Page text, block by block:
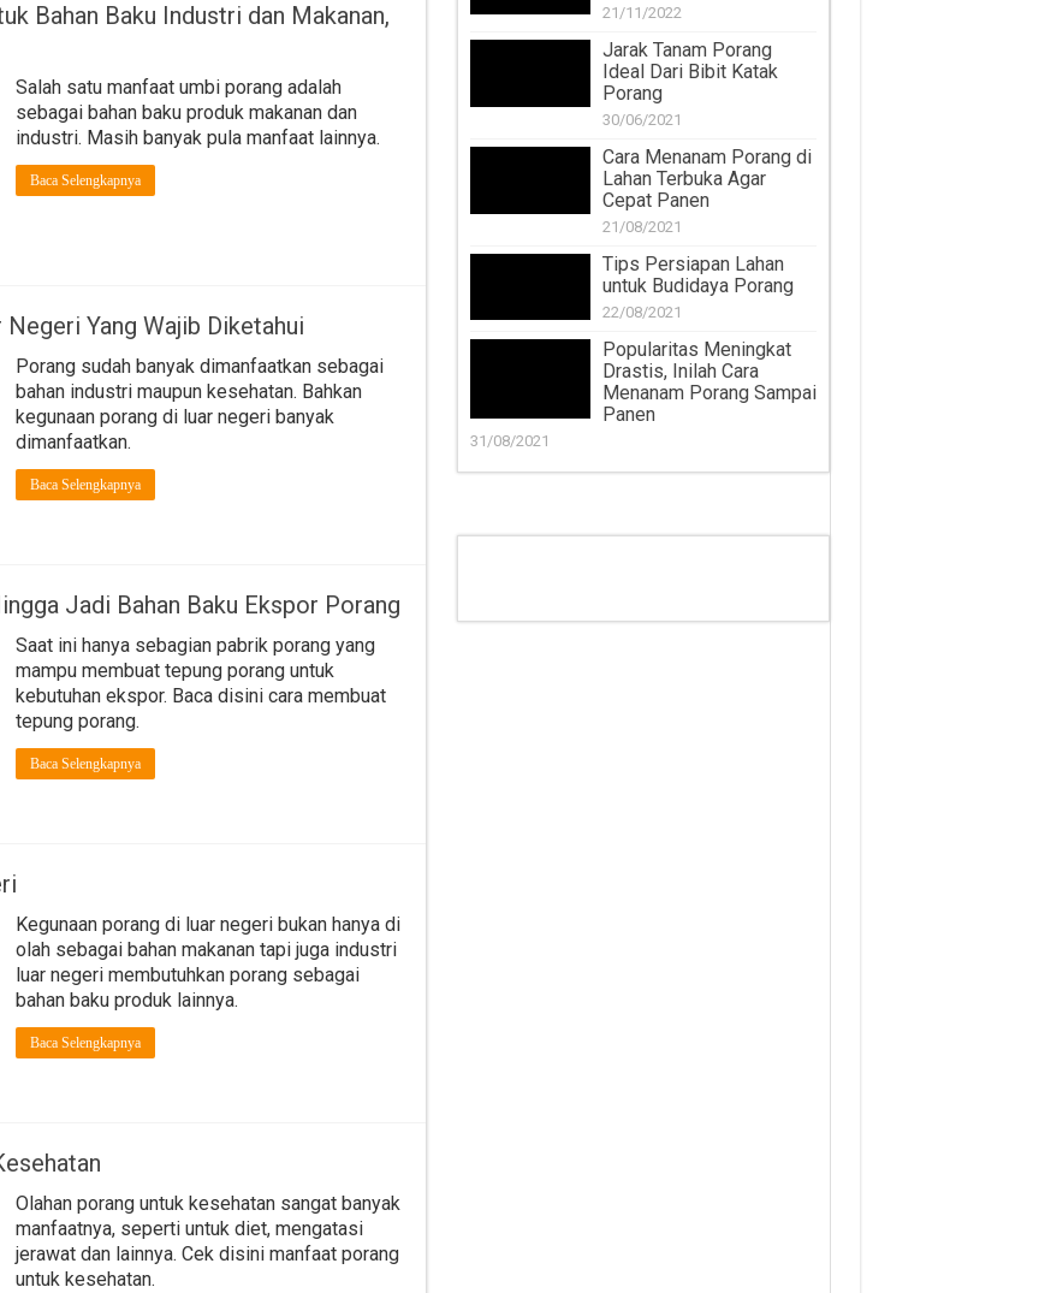
Bahan Baku Industri dan Makanan,
Salah satu manfaat umbi porang adalah
sebagai bahan baku produk makanan dan
industri. Masih banyak pula manfaat lainnya.
Baca Selengkapnya
Yang Wajib Diketahui
Porang sudah banyak dimanfaatkan sebagai
bahan industri maupun kesehatan. Bahkan
kegunaan porang di luar negeri banyak
dimanfaatkan.
Baca Selengkapnya
Jadi Bahan Baku Ekspor Porang
Saat ini hanya sebagian pabrik porang yang
mampu membuat tepung porang untuk
kebutuhan ekspor. Baca disini cara membuat
tepung porang.
Baca Selengkapnya
Kegunaan porang di luar negeri bukan hanya di
olah sebagai bahan makanan tapi juga industri
luar negeri membutuhkan porang sebagai
bahan baku produk lainnya.
Baca Selengkapnya
Olahan porang untuk kesehatan sangat banyak
manfaatnya, seperti untuk diet, mengatasi
jerawat dan lainnya. Cek disini manfaat porang
untuk kesehatan.
21/11/2022
Jarak Tanam Porang
Ideal Dari Bibit Katak
Porang
30/06/2021
Cara Menanam Porang di
Lahan Terbuka Agar
Cepat Panen
21/08/2021
Tips Persiapan Lahan
untuk Budidaya Porang
22/08/2021
Popularitas Meningkat
Drastis, Inilah Cara
Menanam Porang Sampai
Panen
31/08/2021